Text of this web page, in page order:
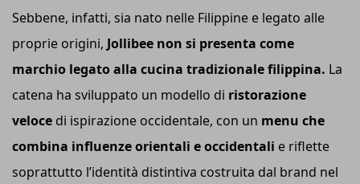
Sebbene, infatti, sia nato nelle Filippine e legato alle
proprie origini, Jollibee non si presenta come
marchio legato alla cucina tradizionale filippina. La
catena ha sviluppato un modello di ristorazione
veloce di ispirazione occidentale, con un menu che
combina influenze orientali e occidentali e riflette
soprattutto l’identità distintiva costruita dal brand nel